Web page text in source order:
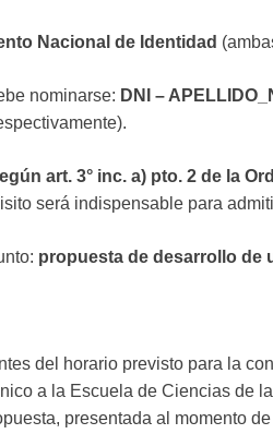
Nacional de Identidad
nominarse: DNI –
art. 3° inc. a) pto. 2 de la
será indispensable para
propuesta de desarrollo de
del horario previsto para la
a la Escuela de Ciencias de
presentada al momento